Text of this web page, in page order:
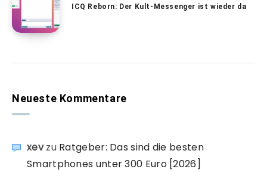
ICQ Reborn: Der Kult-Messenger ist wieder da
Neueste Kommentare
xevzu Ratgeber: Das sind die besten
Smartphones unter 300 Euro [2026]